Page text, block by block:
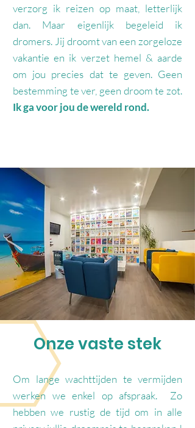
verzorg ik reizen op maat, letterlijk
dan. Maar eigenlijk begeleid ik
dromers. Jij droomt van een zorgeloze
vakantie en ik verzet hemel & aarde
om jou precies dat te geven. Geen
bestemming te ver, geen droom te zot.
Ik ga voor jou de wereld rond.
Onze vaste stek
Om lange wachttijden te vermijden
werken we enkel op afspraak. Zo
hebben we rustig de tijd om in alle